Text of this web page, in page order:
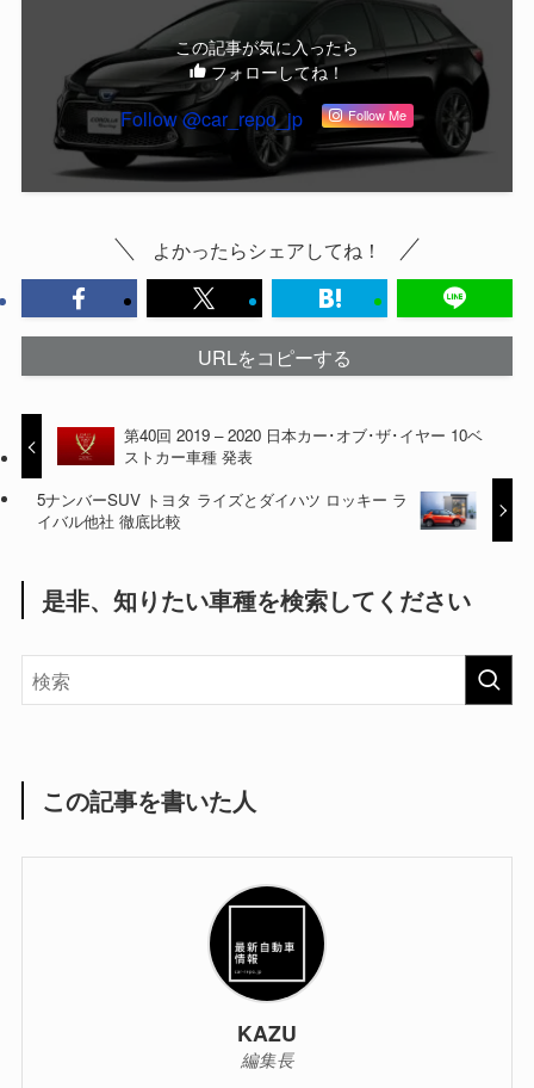
この記事が気に入ったら
フォローしてね！
Follow @car_repo_jp Follow Me
よかったらシェアしてね！
URLをコピーする
第40回 2019 – 2020 日本カー･オブ･ザ･イヤー 10ベ
ストカー車種 発表
5ナンバーSUV トヨタ ライズとダイハツ ロッキー ラ
イバル他社 徹底比較
是非、知りたい車種を検索してください
この記事を書いた人
KAZU
編集長